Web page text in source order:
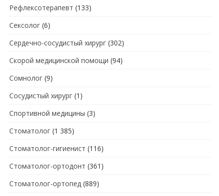
Рефлексотерапевт (133)
Сексолог (6)
Сердечно-сосудистый хирург (302)
Скорой медицинской помощи (94)
Сомнолог (9)
Сосудистый хирург (1)
Спортивной медицины (3)
Стоматолог (1 385)
Стоматолог-гигиенист (116)
Стоматолог-ортодонт (361)
Стоматолог-ортопед (889)